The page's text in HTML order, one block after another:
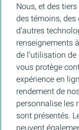
financier pour les services
Bank N.A. (membre de la
Montreal (China) Co. Ltd.,
institutionnels de BMO
et les services de courtage
(membre laFINRAet de la
courtage auprès des
l’Organisme canadien de
Fonds canadien de
Montreal Europe Plc
Europe et de BMO Capital
Financial Conduct
services-conseils en
de solutions pour
de Carbon Farmers
Australie. « Nesbitt Burns »
Nous, et des
des témoins,
d’autres
renseignements
de l’utilisation
vous protège
expérience en
rendement de
personnalise les
sont présentés.